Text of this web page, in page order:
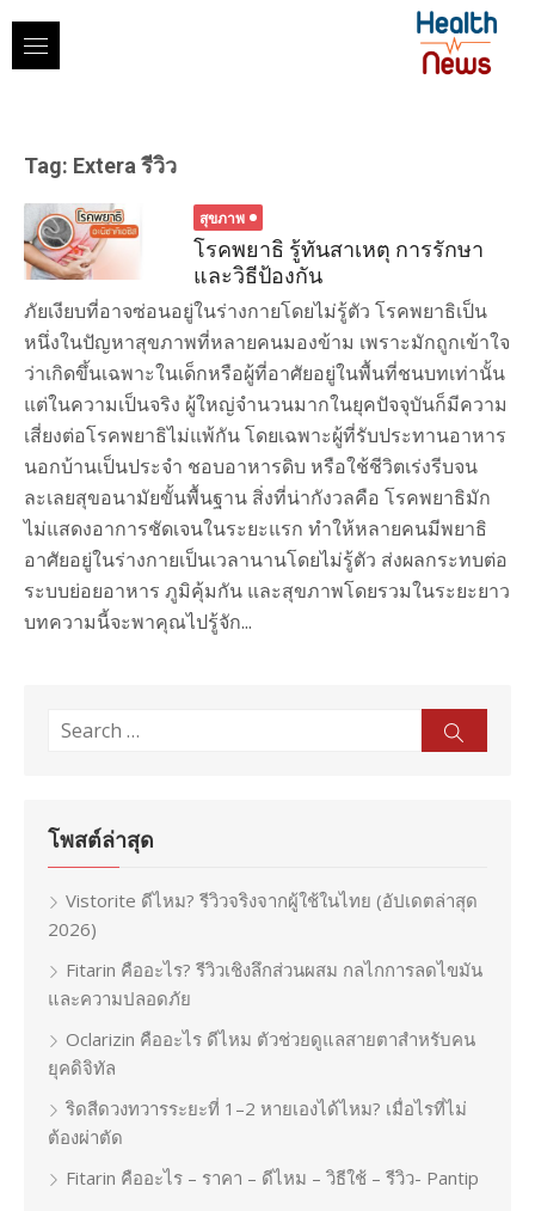
content
Tag: Extera รีวิว
สุขภาพ
โรคพยาธิ รู้ทันสาเหตุ การรักษา
และวิธีป้องกัน
ภัยเงียบที่อาจซ่อนอยู่ในร่างกายโดยไม่รู้ตัว โรคพยาธิเป็น
หนึ่งในปัญหาสุขภาพที่หลายคนมองข้าม เพราะมักถูกเข้าใจ
ว่าเกิดขึ้นเฉพาะในเด็กหรือผู้ที่อาศัยอยู่ในพื้นที่ชนบทเท่านั้น
แต่ในความเป็นจริง ผู้ใหญ่จำนวนมากในยุคปัจจุบันก็มีความ
เสี่ยงต่อโรคพยาธิไม่แพ้กัน โดยเฉพาะผู้ที่รับประทานอาหาร
นอกบ้านเป็นประจำ ชอบอาหารดิบ หรือใช้ชีวิตเร่งรีบจน
ละเลยสุขอนามัยขั้นพื้นฐาน สิ่งที่น่ากังวลคือ โรคพยาธิมัก
ไม่แสดงอาการชัดเจนในระยะแรก ทำให้หลายคนมีพยาธิ
อาศัยอยู่ในร่างกายเป็นเวลานานโดยไม่รู้ตัว ส่งผลกระทบต่อ
ระบบย่อยอาหาร ภูมิคุ้มกัน และสุขภาพโดยรวมในระยะยาว
บทความนี้จะพาคุณไปรู้จัก...
Search
โพสต์ล่าสุด
Vistorite ดีไหม? รีวิวจริงจากผู้ใช้ในไทย (อัปเดตล่าสุด
2026)
Fitarin คืออะไร? รีวิวเชิงลึกส่วนผสม กลไกการลดไขมัน
และความปลอดภัย
Oclarizin คืออะไร ดีไหม ตัวช่วยดูแลสายตาสำหรับคน
ยุคดิจิทัล
ริดสีดวงทวารระยะที่ 1–2 หายเองได้ไหม? เมื่อไรที่ไม่
ต้องผ่าตัด
Fitarin คืออะไร – ราคา – ดีไหม – วิธีใช้ – รีวิว- Pantip